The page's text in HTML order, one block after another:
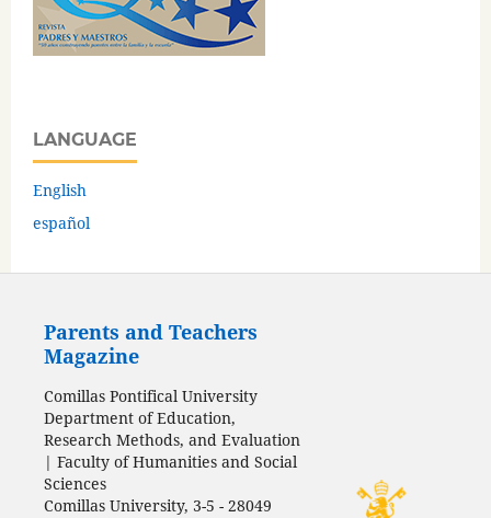
LANGUAGE
English
español
Parents and Teachers
Magazine
Comillas Pontifical University
Department of Education,
Research Methods, and Evaluation
| Faculty of Humanities and Social
Sciences
Comillas University, 3-5 - 28049